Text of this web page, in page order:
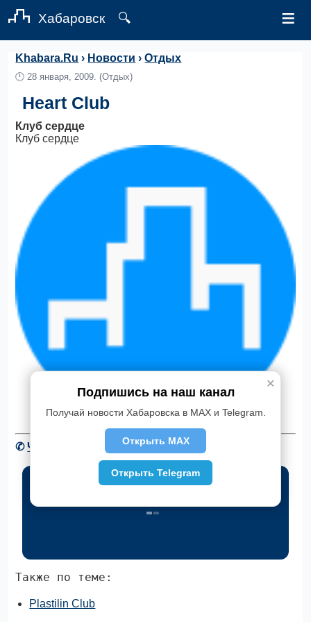
Хабаровск 🔍 ≡
Khabara.Ru › Новости ›Отдых
🕛28 января, 2009. (Отдых)
Heart Club
Клуб сердце
Клуб сердце
✆Читать новости Хабаровска в Telegram
Также по теме:
Plastilin Club
✕
Подпишись на наш канал
Получай новости Хабаровска в MAX и Telegram.
Открыть MAX
Открыть Telegram